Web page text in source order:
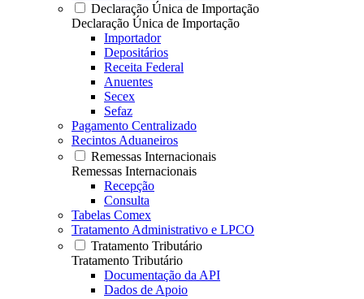
Declaração Única de Importação
Declaração Única de Importação
Importador
Depositários
Receita Federal
Anuentes
Secex
Sefaz
Pagamento Centralizado
Recintos Aduaneiros
Remessas Internacionais
Remessas Internacionais
Recepção
Consulta
Tabelas Comex
Tratamento Administrativo e LPCO
Tratamento Tributário
Tratamento Tributário
Documentação da API
Dados de Apoio